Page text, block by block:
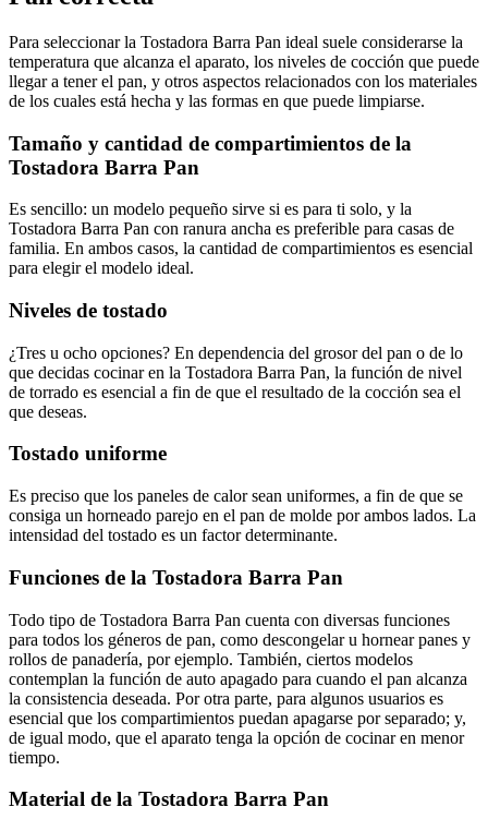
Para seleccionar la Tostadora Barra Pan ideal suele considerarse la
temperatura que alcanza el aparato, los niveles de cocción que puede
llegar a tener el pan, y otros aspectos relacionados con los materiales
de los cuales está hecha y las formas en que puede limpiarse.
Tamaño y cantidad de compartimientos de la
Tostadora Barra Pan
Es sencillo: un modelo pequeño sirve si es para ti solo, y la
Tostadora Barra Pan con ranura ancha es preferible para casas de
familia. En ambos casos, la cantidad de compartimientos es esencial
para elegir el modelo ideal.
Niveles de tostado
¿Tres u ocho opciones? En dependencia del grosor del pan o de lo
que decidas cocinar en la Tostadora Barra Pan, la función de nivel
de torrado es esencial a fin de que el resultado de la cocción sea el
que deseas.
Tostado uniforme
Es preciso que los paneles de calor sean uniformes, a fin de que se
consiga un horneado parejo en el pan de molde por ambos lados. La
intensidad del tostado es un factor determinante.
Funciones de la Tostadora Barra Pan
Todo tipo de Tostadora Barra Pan cuenta con diversas funciones
para todos los géneros de pan, como descongelar u hornear panes y
rollos de panadería, por ejemplo. También, ciertos modelos
contemplan la función de auto apagado para cuando el pan alcanza
la consistencia deseada. Por otra parte, para algunos usuarios es
esencial que los compartimientos puedan apagarse por separado; y,
de igual modo, que el aparato tenga la opción de cocinar en menor
tiempo.
Material de la Tostadora Barra Pan